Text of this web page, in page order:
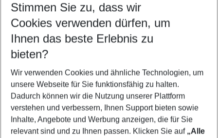
Abflughafen wählen
Beliebiger Abflughafen
Reisezeitraum wählen
10.08.26– 08.08.27 5-8 Nächte
2 Erwachsene Keine Kinder
Mehr Filter anzeigen
Stimmen Sie zu, dass wir
Cookies verwenden dürfen, um
Ihnen das beste Erlebnis zu
bieten?
Wir verwenden Cookies und ähnliche Technologien, um
unsere Webseite für Sie funktionsfähig zu halten.
Dadurch können wir die Nutzung unserer Plattform
verstehen und verbessern, Ihnen Support bieten sowie
Inhalte, Angebote und Werbung anzeigen, die für Sie
relevant sind und zu Ihnen passen. Klicken Sie auf „Alle